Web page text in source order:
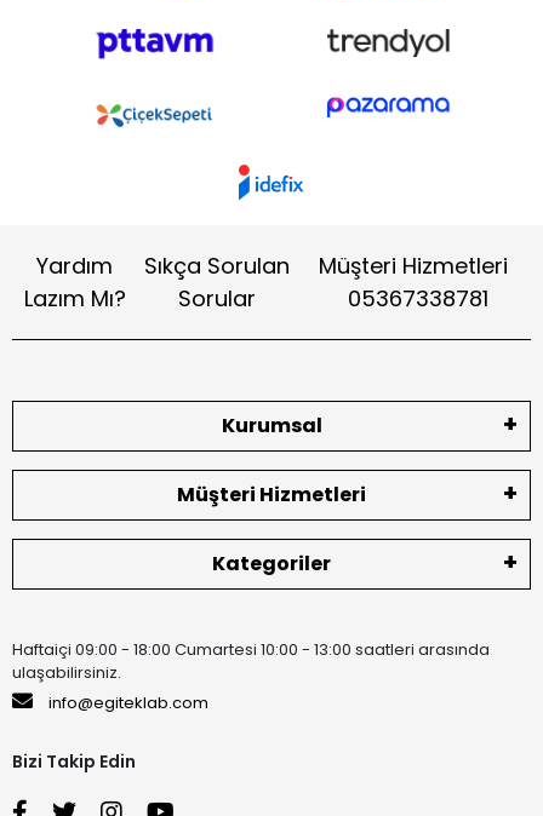
Yardım
Lazım Mı?
Sıkça Sorulan
Sorular
Müşteri Hizmetleri
05367338781
Kurumsal
Müşteri Hizmetleri
Kategoriler
Haftaiçi 09:00 - 18:00 Cumartesi 10:00 - 13:00 saatleri arasında
ulaşabilirsiniz.
info@egiteklab.com
Bizi Takip Edin